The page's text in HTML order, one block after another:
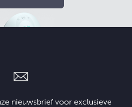
nieuwsbrief voor exclusieve